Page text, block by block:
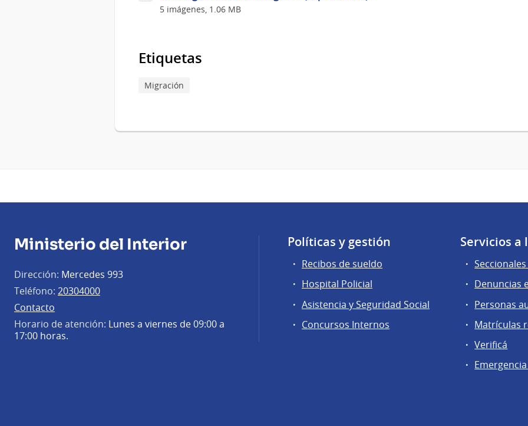
5 imágenes, 1.06 MB
Etiquetas
Migración
Ministerio del Interior
Dirección: Mercedes 993
Teléfono: 20304000
Contacto
Horario de atención: Lunes a viernes de 09:00 a
17:00 horas.
Políticas y gestión
Recibos de sueldo
Hospital Policial
Asistencia y Seguridad Social
Concursos Internos
Servicios a
Denuncias
Personas
Matrículas
Verificá